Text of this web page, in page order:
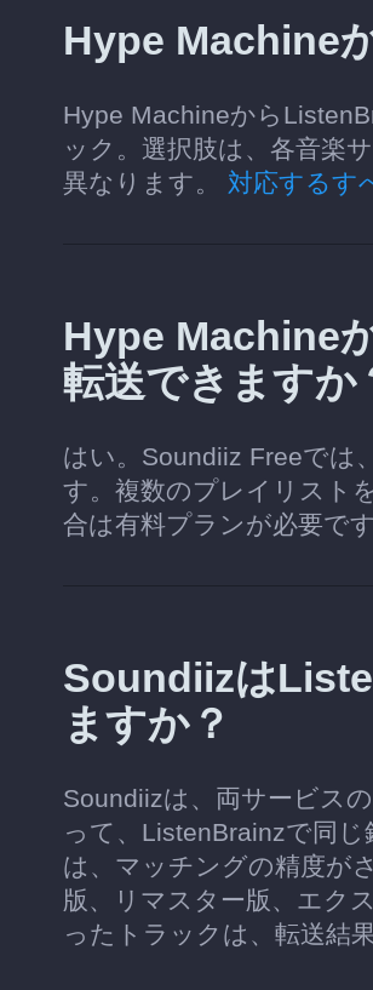
Hype Machine
Hype Machineから
ック。選択肢は、各音楽
異なります。 対応するす
Hype Machine
転送できますか
はい。Soundiiz Freeでは
す。複数のプレイリスト
合は有料プランが必要です
Soundiizは
ますか？
Soundiizは、両サービス
って、ListenBrainzで同
は、マッチングの精度が
版、リマスター版、エク
ったトラックは、転送結